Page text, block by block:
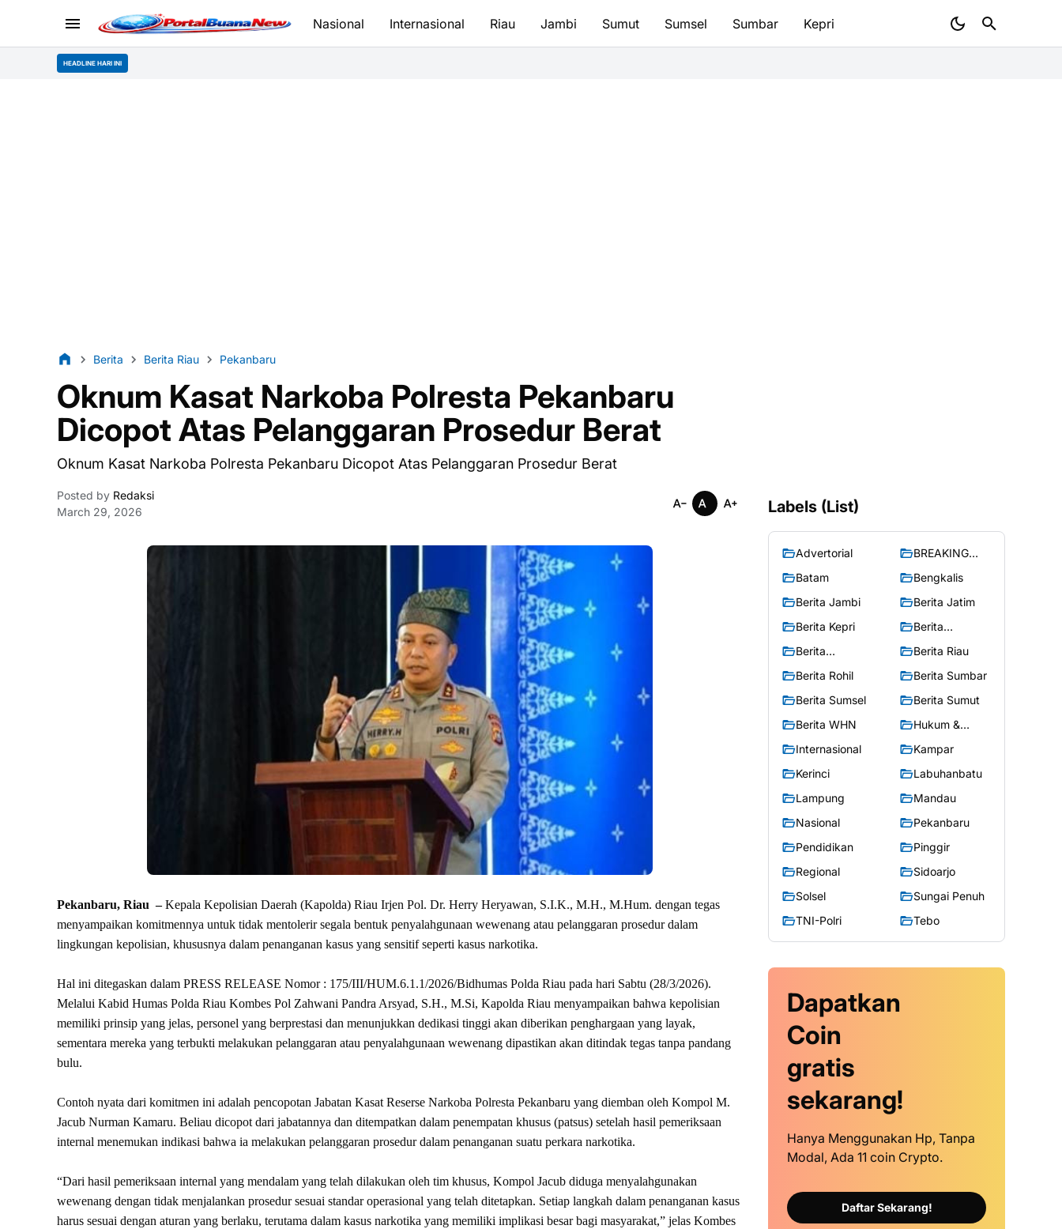
Nasional Internasional Riau Jambi Sumut Sumsel Sumbar Kepri
HEADLINE HARI INI
Berita Berita Riau Pekanbaru
Oknum Kasat Narkoba Polresta Pekanbaru
Dicopot Atas Pelanggaran Prosedur Berat
Oknum Kasat Narkoba Polresta Pekanbaru Dicopot Atas Pelanggaran Prosedur Berat
Posted by Redaksi
March 29, 2026
Pekanbaru, Riau –Kepala Kepolisian Daerah (Kapolda) Riau Irjen Pol. Dr. Herry Heryawan, S.I.K., M.H., M.Hum. dengan tegas
menyampaikan komitmennya untuk tidak mentolerir segala bentuk penyalahgunaan wewenang atau pelanggaran prosedur dalam
lingkungan kepolisian, khususnya dalam penanganan kasus yang sensitif seperti kasus narkotika.
Hal ini ditegaskan dalam PRESS RELEASE Nomor : 175/III/HUM.6.1.1/2026/Bidhumas Polda Riau pada hari Sabtu (28/3/2026).
Melalui Kabid Humas Polda Riau Kombes Pol Zahwani Pandra Arsyad, S.H., M.Si, Kapolda Riau menyampaikan bahwa kepolisian
memiliki prinsip yang jelas, personel yang berprestasi dan menunjukkan dedikasi tinggi akan diberikan penghargaan yang layak,
sementara mereka yang terbukti melakukan pelanggaran atau penyalahgunaan wewenang dipastikan akan ditindak tegas tanpa pandang
bulu.
Contoh nyata dari komitmen ini adalah pencopotan Jabatan Kasat Reserse Narkoba Polresta Pekanbaru yang diemban oleh Kompol M.
Jacub Nurman Kamaru. Beliau dicopot dari jabatannya dan ditempatkan dalam penempatan khusus (patsus) setelah hasil pemeriksaan
internal menemukan indikasi bahwa ia melakukan pelanggaran prosedur dalam penanganan suatu perkara narkotika.
“Dari hasil pemeriksaan internal yang mendalam yang telah dilakukan oleh tim khusus, Kompol Jacub diduga menyalahgunakan
wewenang dengan tidak menjalankan prosedur sesuai standar operasional yang telah ditetapkan. Setiap langkah dalam penanganan kasus
harus sesuai dengan aturan yang berlaku, terutama dalam kasus narkotika yang memiliki implikasi besar bagi masyarakat,” jelas Kombes
Labels (List)
Advertorial
BREAKING
Batam
Bengkalis
Berita Jambi
Berita Jatim
Berita Kepri
Berita
Berita
Berita Riau
Berita Rohil
Berita Sumbar
Berita Sumsel
Berita Sumut
Berita WHN
Hukum &
Internasional
Kampar
Kerinci
Labuhanbatu
Lampung
Mandau
Nasional
Pekanbaru
Pendidikan
Pinggir
Regional
Sidoarjo
Solsel
Sungai Penuh
TNI-Polri
Tebo
Dapatkan
Coin
gratis
sekarang!
Hanya Menggunakan Hp, Tanpa
Modal, Ada 11 coin Crypto.
Daftar Sekarang!